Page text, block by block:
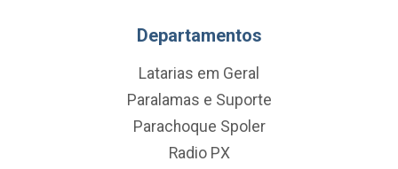
Departamentos
Latarias em Geral
Paralamas e Suporte
Parachoque Spoler
Radio PX